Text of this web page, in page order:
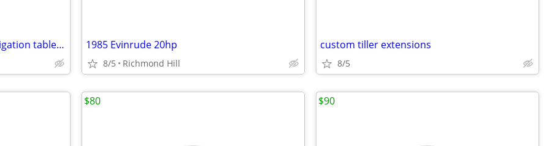
GA & Gulf Coast waterproof navigation tablet + GPS 2025 Navionics 1985 Evinrude 20hp
8/5 Richmond Hill
custom tiller extensions
8/5
$80 $90